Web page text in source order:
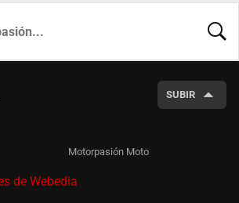
SUBIR
Motorpasión Moto
de Webedia